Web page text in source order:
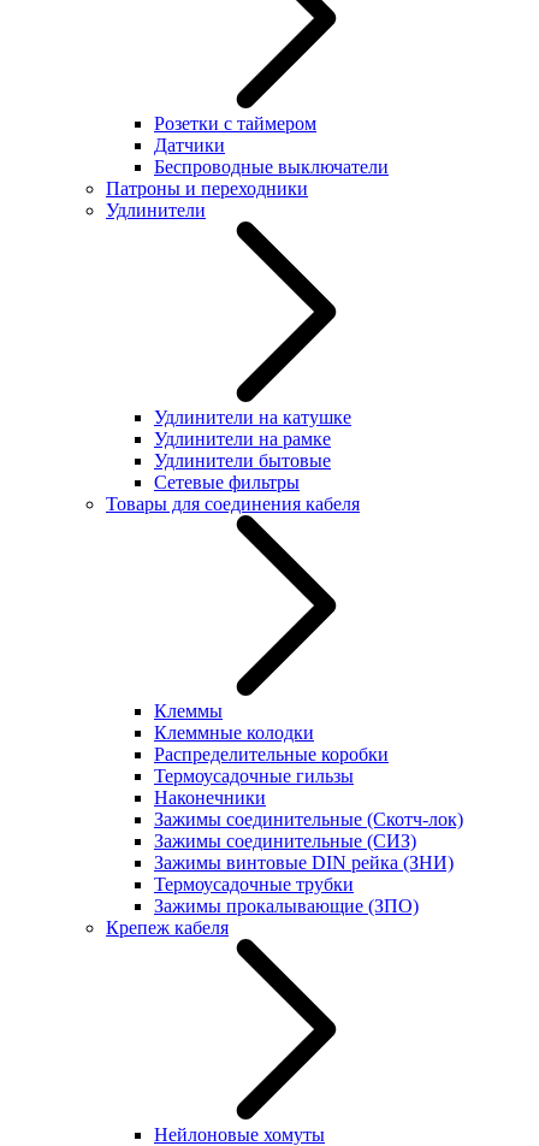
Розетки с таймером
Датчики
Беспроводные выключатели
Патроны и переходники
Удлинители
Удлинители на катушке
Удлинители на рамке
Удлинители бытовые
Сетевые фильтры
Товары для соединения кабеля
Клеммы
Клеммные колодки
Распределительные коробки
Термоусадочные гильзы
Наконечники
Зажимы соединительные (Скотч-лок)
Зажимы соединительные (СИЗ)
Зажимы винтовые DIN рейка (ЗНИ)
Термоусадочные трубки
Зажимы прокалывающие (ЗПО)
Крепеж кабеля
Нейлоновые хомуты